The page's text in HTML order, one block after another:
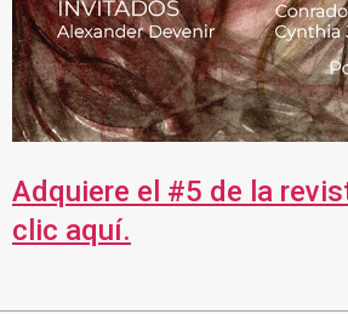
Adquiere el #5 de la
clic aquí.